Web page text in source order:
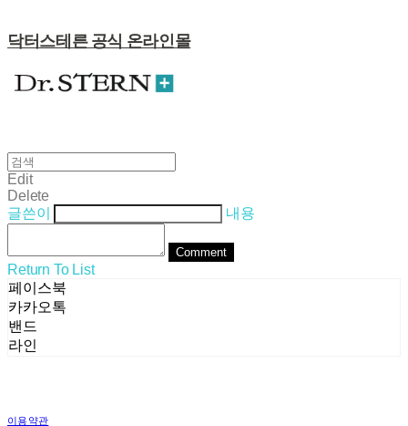
닥터스테른 공식 온라인몰
Edit
Delete
글쓴이
내용
Comment
Return To List
페이스북
카카오톡
밴드
라인
이용약관